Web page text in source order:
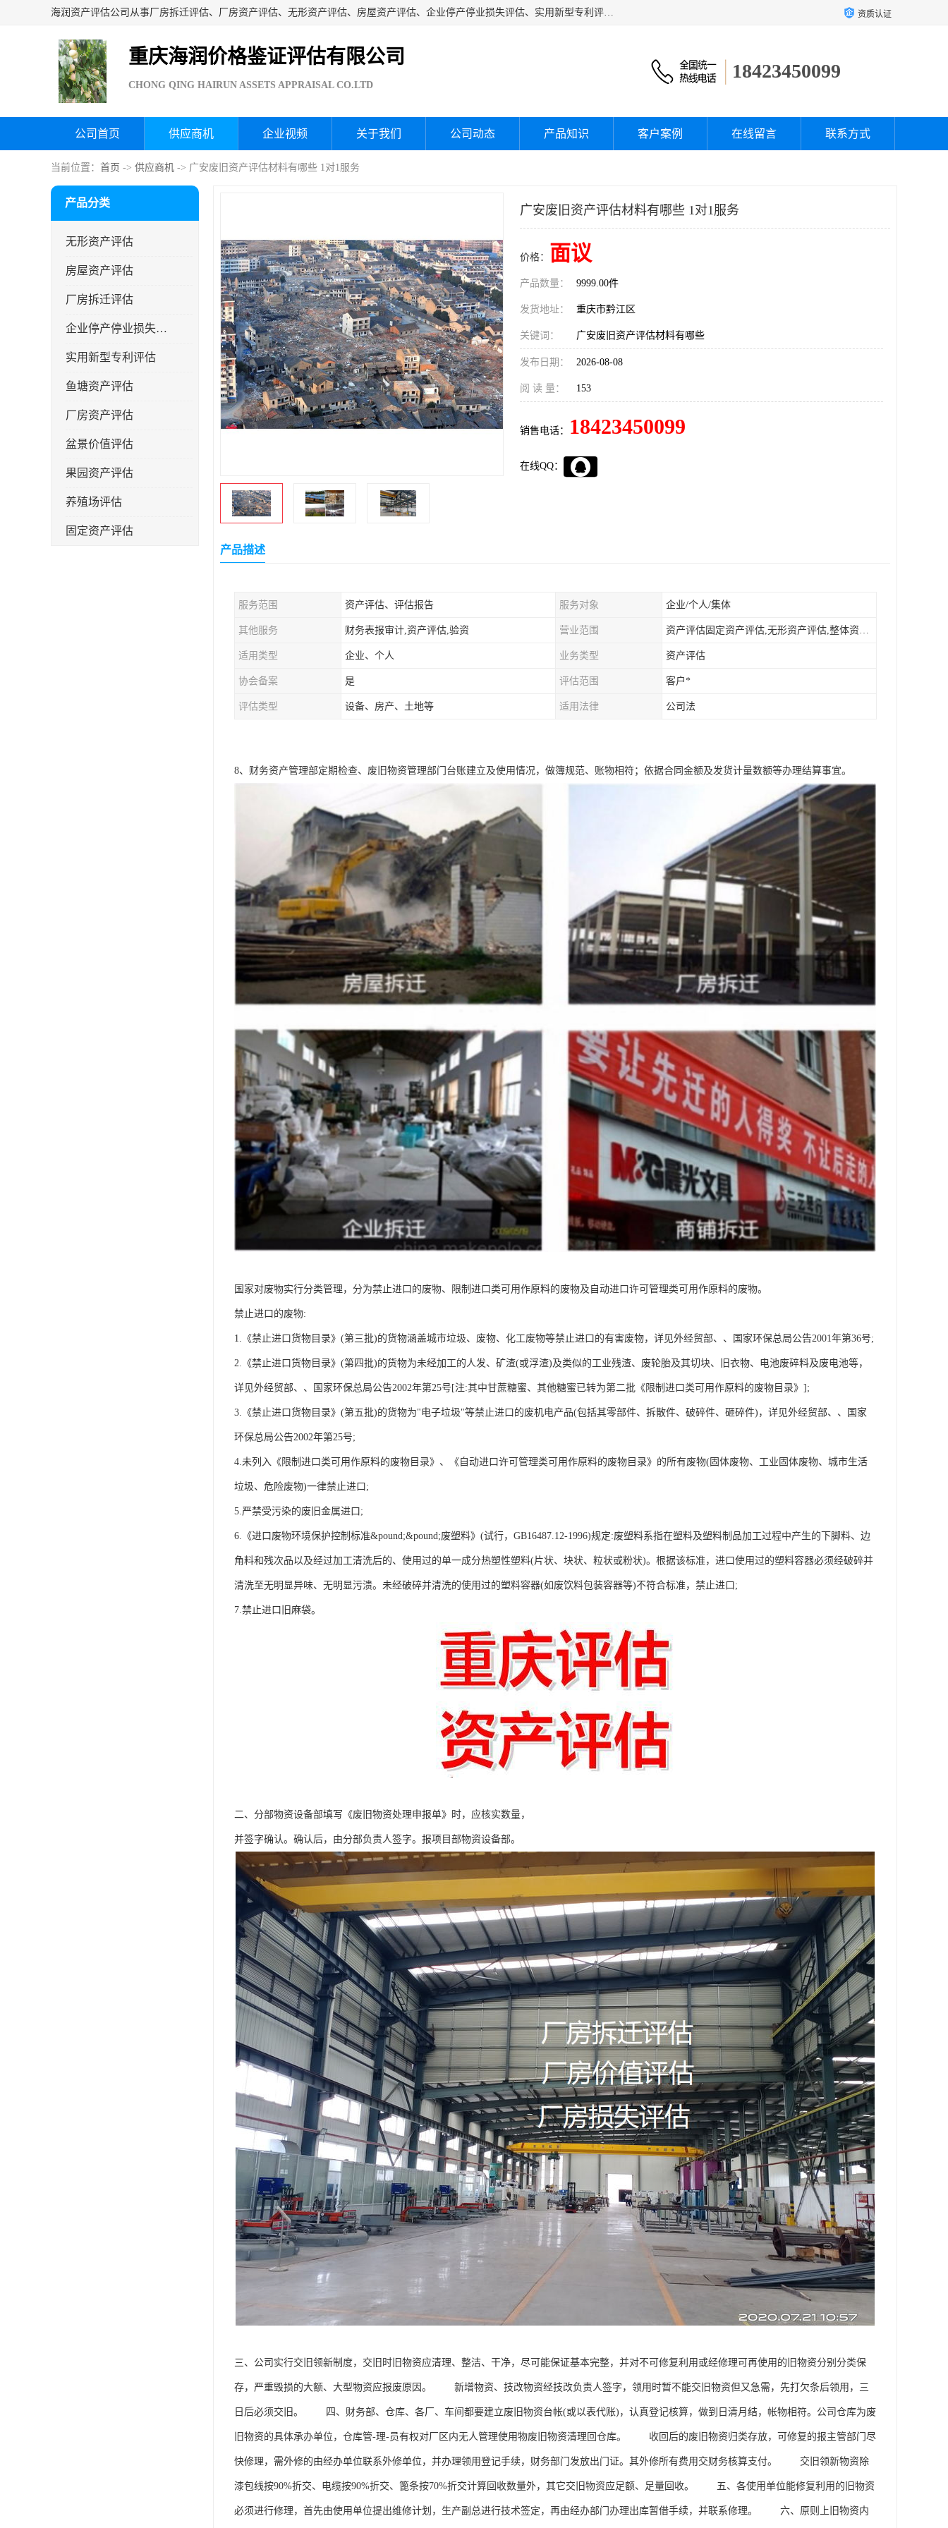
海润资产评估公司从事厂房拆迁评估、厂房资产评估、无形资产评估、房屋资产评估、企业停产停业损失评估、实用新型专利评估、果园资产评估、盆景价值评估、鱼塘资产评估等资产评估；从成立至今我司已经服务了全国几千家公司企业和事业单位，我们有着丰富的房屋、厂房、园林、企业拆迁等评估经验。 资质认证
重庆海润价格鉴证评估有限公司
CHONG QING HAIRUN ASSETS APPRAISAL CO.LTD
18423450099
公司首页 供应商机 企业视频 关于我们 公司动态 产品知识 客户案例 在线留言 联系方式
当前位置： 首页 -> 供应商机 -> 广安废旧资产评估材料有哪些 1对1服务
产品分类
无形资产评估
房屋资产评估
厂房拆迁评估
企业停产停业损失评估
实用新型专利评估
鱼塘资产评估
厂房资产评估
盆景价值评估
果园资产评估
养殖场评估
固定资产评估
广安废旧资产评估材料有哪些 1对1服务
价格： 面议
产品数量： 9999.00件
发货地址： 重庆市黔江区
关键词： 广安废旧资产评估材料有哪些
发布日期： 2026-08-08
阅 读 量： 153
销售电话： 18423450099
在线QQ：
产品描述
服务范围 资产评估、评估报告 服务对象 企业/个人/集体
其他服务 财务表报审计,资产评估,验资 营业范围 资产评估固定资产评估,无形资产评估,整体资产评估
适用类型 企业、个人 业务类型 资产评估
协会备案 是 评估范围 客户*
评估类型 设备、房产、土地等 适用法律 公司法
8、财务资产管理部定期检查、废旧物资管理部门台账建立及使用情况，做簿规范、账物相符；依据合同金额及发货计量数额等办理结算事宜。
国家对废物实行分类管理，分为禁止进口的废物、限制进口类可用作原料的废物及自动进口许可管理类可用作原料的废物。
禁止进口的废物:
1.《禁止进口货物目录》(第三批)的货物涵盖城市垃圾、废物、化工废物等禁止进口的有害废物，详见外经贸部、、国家环保总局公告2001年第36号;
2.《禁止进口货物目录》(第四批)的货物为未经加工的人发、矿渣(或浮渣)及类似的工业残渣、废轮胎及其切块、旧衣物、电池废碎料及废电池等，
详见外经贸部、、国家环保总局公告2002年第25号[注:其中甘蔗糖蜜、其他糖蜜已转为第二批《限制进口类可用作原料的废物目录》];
3.《禁止进口货物目录》(第五批)的货物为"电子垃圾"等禁止进口的废机电产品(包括其零部件、拆散件、破碎件、砸碎件)，详见外经贸部、、国家
环保总局公告2002年第25号;
4.未列入《限制进口类可用作原料的废物目录》、《自动进口许可管理类可用作原料的废物目录》的所有废物(固体废物、工业固体废物、城市生活
垃圾、危险废物)一律禁止进口;
5.严禁受污染的废旧金属进口;
6.《进口废物环境保护控制标准&pound;&pound;废塑料》(试行，GB16487.12-1996)规定:废塑料系指在塑料及塑料制品加工过程中产生的下脚料、边
角料和残次品以及经过加工清洗后的、使用过的单一成分热塑性塑料(片状、块状、粒状或粉状)。根据该标准，进口使用过的塑料容器必须经破碎并
清洗至无明显异味、无明显污溃。未经破碎并清洗的使用过的塑料容器(如废饮料包装容器等)不符合标准，禁止进口;
7.禁止进口旧麻袋。
二、分部物资设备部填写《废旧物资处理申报单》时，应核实数量，
并签字确认。确认后，由分部负责人签字。报项目部物资设备部。
三、公司实行交旧领新制度，交旧时旧物资应清理、整洁、干净，尽可能保证基本完整，并对不可修复利用或经修理可再使用的旧物资分别分类保
存，严重毁损的大额、大型物资应报废原因。 新增物资、技改物资经技改负责人签字，领用时暂不能交旧物资但又急需，先打欠条后领用，三
日后必须交旧。 四、财务部、仓库、各厂、车间都要建立废旧物资台帐(或以表代账)，认真登记核算，做到日清月结，帐物相符。公司仓库为废
旧物资的具体承办单位，仓库管-理-员有权对厂区内无人管理使用物废旧物资清理回仓库。 收回后的废旧物资归类存放，可修复的报主管部门尽
快修理，需外修的由经办单位联系外修单位，并办理领用登记手续，财务部门发放出门证。其外修所有费用交财务核算支付。 交旧领新物资除
漆包线按90%折交、电缆按90%折交、篦条按70%折交计算回收数量外，其它交旧物资应足额、足量回收。 五、各使用单位能修复利用的旧物资
必须进行修理，首先由使用单位提出维修计划，生产副总进行技术签定，再由经办部门办理出库暂借手续，并联系修理。 六、原则上旧物资内